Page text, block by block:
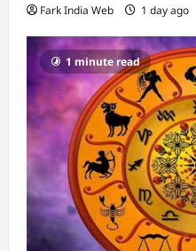
Fark India Web 1 day ago
1 minute read